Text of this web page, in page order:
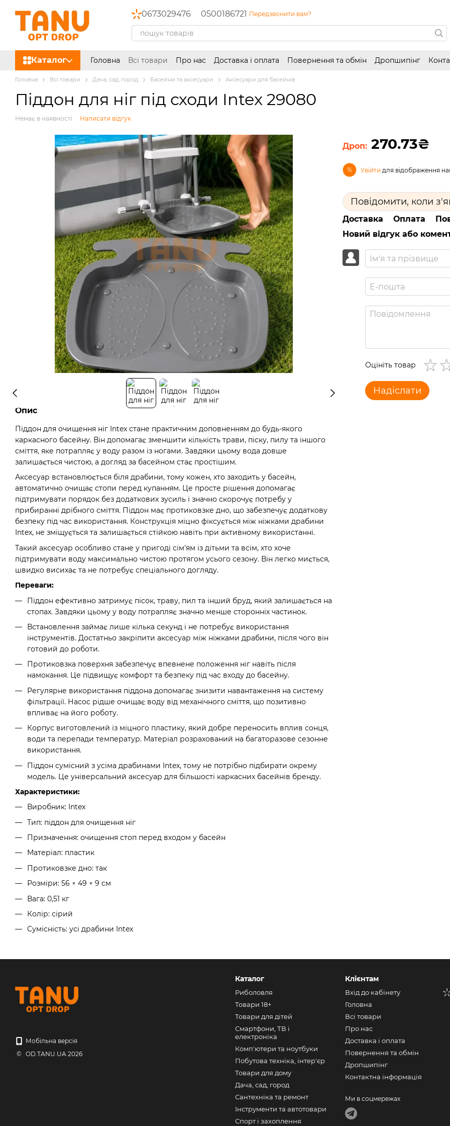
0673029476 0500186721 Передзвонити вам?
Каталог Головна Всі товари Про нас Доставка і оплата Повернення та обмін Дропшипінг
Головна Всі товари Дача, сад, город Басейни та аксесуари Аксесуари для басейнів
Піддон для ніг під сходи Intex 29080
Немає в наявності Написати відгук
Опис
Піддон для очищення ніг Intex стане практичним доповненням до будь-якого
каркасного басейну. Він допомагає зменшити кількість трави, піску, пилу та іншого
сміття, яке потрапляє у воду разом із ногами. Завдяки цьому вода довше
залишається чистою, а догляд за басейном стає простішим.
Аксесуар встановлюється біля драбини, тому кожен, хто заходить у басейн,
автоматично очищає стопи перед купанням. Це просте рішення допомагає
підтримувати порядок без додаткових зусиль і значно скорочує потребу у
прибиранні дрібного сміття. Піддон має протиковзке дно, що забезпечує додаткову
безпеку під час використання. Конструкція міцно фіксується між ніжками драбини
Intex, не зміщується та залишається стійкою навіть при активному використанні.
Такий аксесуар особливо стане у пригоді сім'ям із дітьми та всім, хто хоче
підтримувати воду максимально чистою протягом усього сезону. Він легко миється,
швидко висихає та не потребує спеціального догляду.
Переваги:
Піддон ефективно затримує пісок, траву, пил та інший бруд, який залишається на
стопах. Завдяки цьому у воду потрапляє значно менше сторонніх частинок.
Встановлення займає лише кілька секунд і не потребує використання
інструментів. Достатньо закріпити аксесуар між ніжками драбини, після чого він
готовий до роботи.
Протиковзка поверхня забезпечує впевнене положення ніг навіть після
намокання. Це підвищує комфорт та безпеку під час входу до басейну.
Регулярне використання піддона допомагає знизити навантаження на систему
фільтрації. Насос рідше очищає воду від механічного сміття, що позитивно
впливає на його роботу.
Корпус виготовлений із міцного пластику, який добре переносить вплив сонця,
води та перепади температур. Матеріал розрахований на багаторазове сезонне
використання.
Піддон сумісний з усіма драбинами Intex, тому не потрібно підбирати окрему
модель. Це універсальний аксесуар для більшості каркасних басейнів бренду.
Характеристики:
Виробник: Intex
Тип: піддон для очищення ніг
Призначення: очищення стоп перед входом у басейн
Матеріал: пластик
Протиковзке дно: так
Розміри: 56 × 49 × 9 см
Вага: 0,51 кг
Колір: сірий
Сумісність: усі драбини Intex
270.73₴
% Увійти для відображення
Повідомити, коли
Доставка Оплата
Новий відгук або
Оцініть товар
Надіслати
Мобільна версія
© OD.TANU.UA 2026
Каталог
Риболовля
Товари 18+
Товари для дітей
Смартфони, ТВ і
електроніка
Комп'ютери та ноутбуки
Побутова техніка, інтер'єр
Товари для дому
Дача, сад, город
Сантехніка та ремонт
Інструменти та автотовари
Спорт і захоплення
Клієнтам
Вхід до кабінету
Головна
Всі товари
Про нас
Доставка і оплата
Повернення та обмін
Дропшипінг
Контактна інформація
Ми в соцмережах